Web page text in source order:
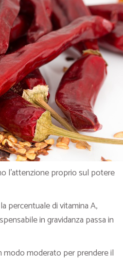
l’attenzione proprio sul potere
percentuale di vitamina A,
in gravidanza passa in
modo moderato per prendere il